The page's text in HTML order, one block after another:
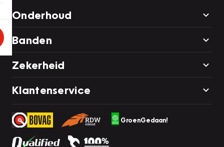
Onderhoud
Banden
Zekerheid
Klantenservice
GroenGedaan!